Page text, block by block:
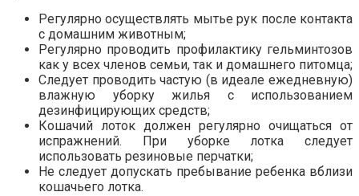
Регулярно осуществлять мытье рук после контакта
с домашним животным;
Регулярно проводить профилактику гельминтозов
как у всех членов семьи, так и домашнего питомца;
Следует проводить частую (в идеале ежедневную)
влажную уборку жилья с использованием
дезинфицирующих средств;
Кошачий лоток должен регулярно очищаться от
испражнений. При уборке лотка следует
использовать резиновые перчатки;
Не следует допускать пребывание ребенка вблизи
кошачьего лотка.